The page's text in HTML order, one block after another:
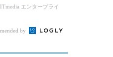
エンタープライ
by